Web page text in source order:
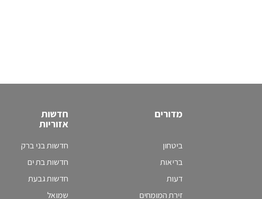
מדורים
ביטחון
בריאות
דעות
זירת המומחים
חדשות
אזוריות
חדשות בני ברק
חדשות בת ים
חדשות גבעת
שמואל